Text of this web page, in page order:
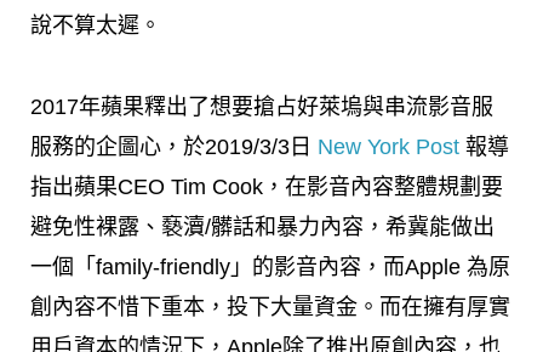
說不算太遲。
2017年蘋果釋出了想要搶占好萊塢與串流影音服
服務的企圖心，於2019/3/3日 New York Post 報導
指出蘋果CEO Tim Cook，在影音內容整體規劃要
避免性裸露、褻瀆/髒話和暴力內容，希冀能做出
一個「family-friendly」的影音內容，而Apple 為原
創內容不惜下重本，投下大量資金。而在擁有厚實
用戶資本的情況下，Apple除了推出原創內容，也